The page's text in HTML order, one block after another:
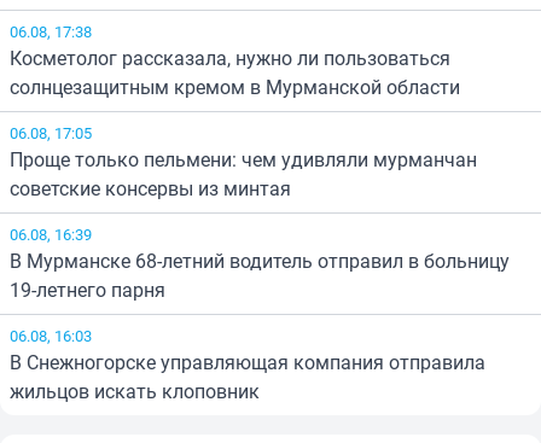
06.08, 17:38
Косметолог рассказала, нужно ли пользоваться
солнцезащитным кремом в Мурманской области
06.08, 17:05
Проще только пельмени: чем удивляли мурманчан
советские консервы из минтая
06.08, 16:39
В Мурманске 68-летний водитель отправил в больницу
19-летнего парня
06.08, 16:03
В Снежногорске управляющая компания отправила
жильцов искать клоповник